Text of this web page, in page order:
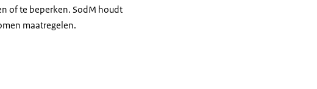
of te beperken. SodM houdt
maatregelen.